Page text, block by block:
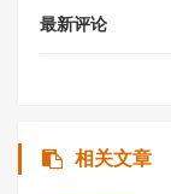
最新评论
相关文章